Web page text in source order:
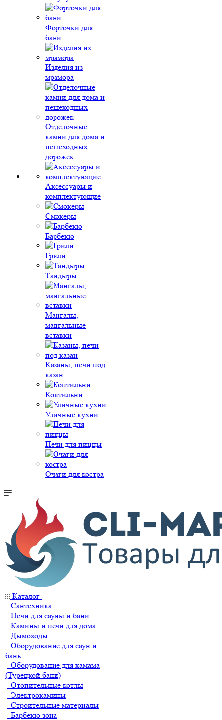
Форточки для
бани
Изделия из
мрамора
Отделочные
камни для дома и
пешеходных
дорожек
Аксессуары и
комплектующие
Смокеры
Барбекю
Грили
Тандыры
Мангалы,
мангальные
вставки
Казаны, печи под
казан
Коптильни
Уличные кухни
Печи для пиццы
Очаги для костра
Каталог
Сантехника
Печи для сауны и бани
Камины и печи для дома
Дымоходы
Оборудование для саун и
бань
Оборудование для хамама
(Турецкой бани)
Отопительные котлы
Электрокамины
Строительные материалы
Барбекю зона